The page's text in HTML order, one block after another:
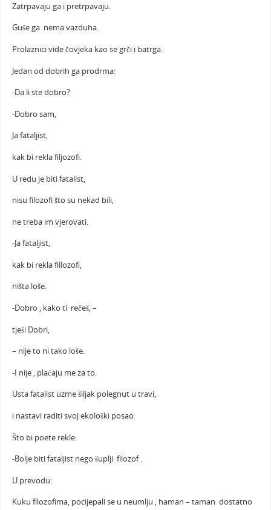
Zatrpavaju ga i pretrpavaju.
Guše ga nema vazduha.
Prolaznici vide čovjeka kao se grči i batrga.
Jedan od dobrih ga prodrma:
-Da li ste dobro?
-Dobro sam,
Ja fataljist,
kak bi rekla filjozofi.
U redu je biti fatalist,
nisu filozofi što su nekad bili,
ne treba im vjerovati.
-Ja fataljist,
kak bi rekla fillozofi,
ništa loše.
-Dobro , kako ti rečeš, –
tješi Dobri,
– nije to ni tako loše.
-I nije , plaćaju me za to.
Usta fatalist uzme šiljak polegnut u travi,
i nastavi raditi svoj ekološki posao
Što bi poete rekle:
-Bolje biti fataljist nego šuplji filozof .
U prevodu:
Kuku filozofima, pocijepali se u neumlju , haman – taman dostatno